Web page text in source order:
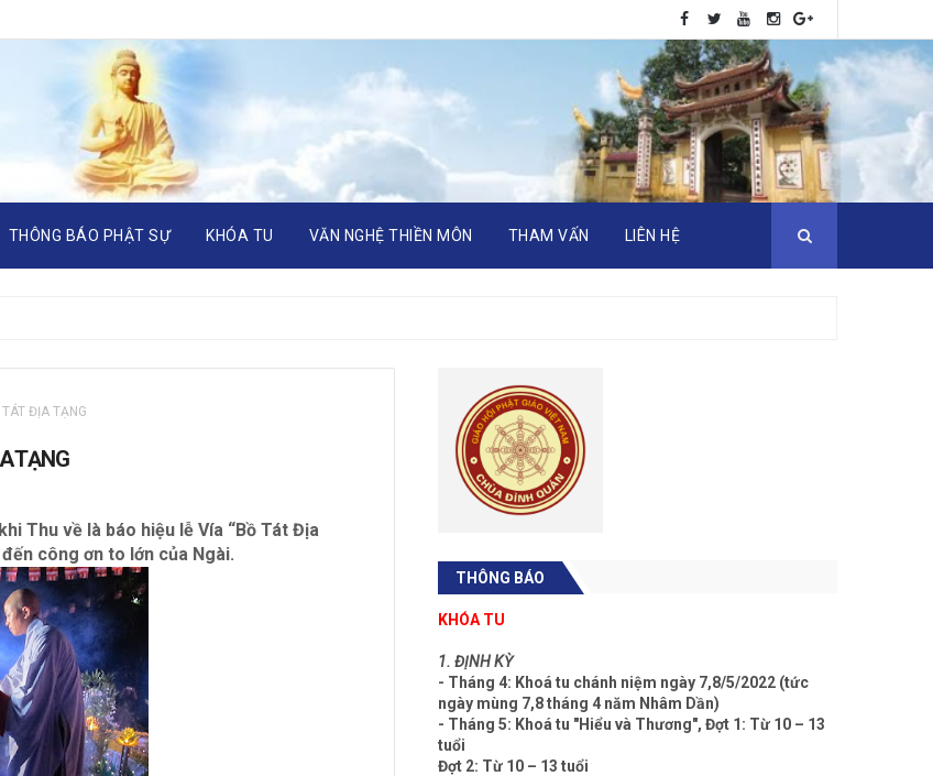
THÔNG BÁO PHẬT SỰ KHÓA TU VĂN NGHỆ THIỀN MÔN THAM VẤN LIÊN HỆ
ĐỊA TẠNG
TẠNG
Thu về là báo hiệu lễ Vía “Bồ Tát Địa
công ơn to lớn của Ngài.
THÔNG BÁO
KHÓA TU
1. ĐỊNH KỲ
- Tháng 4: Khoá tu chánh niệm ngày 7,8/5/2022 (tức
ngày mùng 7,8 tháng 4 năm Nhâm Dần)
- Tháng 5: Khoá tu "Hiểu và Thương", Đợt 1: Từ 10 – 13
tuổi
Đợt 2: Từ 10 – 13 tuổi